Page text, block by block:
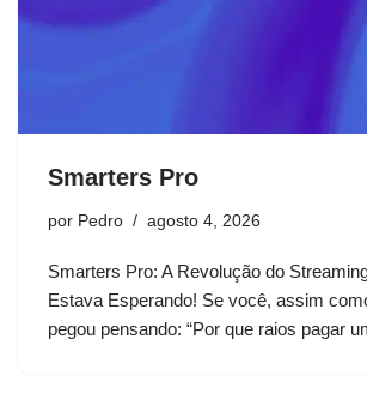
Smarters Pro
por Pedro agosto 4, 2026
Smarters Pro: A Revolução do
Estava Esperando! Se você, assim
pegou pensando: “Por que raios pagar